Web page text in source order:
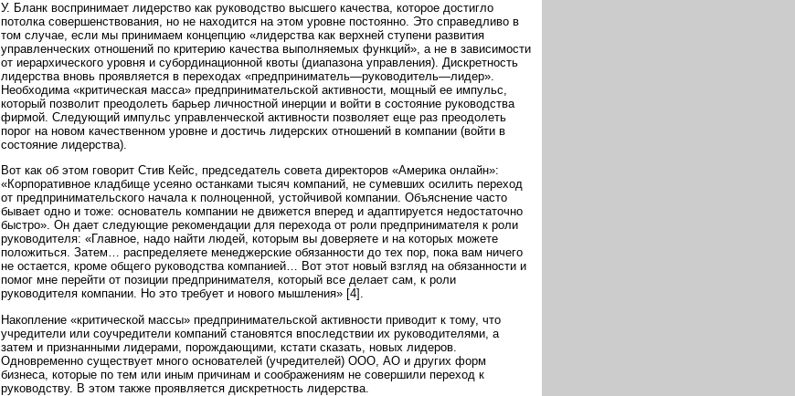
У. Бланк воспринимает лидерство как руководство высшего качества, которое достигло
потолка совершенствования, но не находится на этом уровне постоянно. Это справедливо в
том случае, если мы принимаем концепцию «лидерства как верхней ступени развития
управленческих отношений по критерию качества выполняемых функций», а не в зависимости
от иерархического уровня и субординационной квоты (диапазона управления). Дискретность
лидерства вновь проявляется в переходах «предприниматель—руководитель—лидер».
Необходима «критическая масса» предпринимательской активности, мощный ее импульс,
который позволит преодолеть барьер личностной инерции и войти в состояние руководства
фирмой. Следующий импульс управленческой активности позволяет еще раз преодолеть
порог на новом качественном уровне и достичь лидерских отношений в компании (войти в
состояние лидерства).
Вот как об этом говорит Стив Кейс, председатель совета директоров «Америка онлайн»:
«Корпоративное кладбище усеяно останками тысяч компаний, не сумевших осилить переход
от предпринимательского начала к полноценной, устойчивой компании. Объяснение часто
бывает одно и тоже: основатель компании не движется вперед и адаптируется недостаточно
быстро». Он дает следующие рекомендации для перехода от роли предпринимателя к роли
руководителя: «Главное, надо найти людей, которым вы доверяете и на которых можете
положиться. Затем… распределяете менеджерские обязанности до тех пор, пока вам ничего
не остается, кроме общего руководства компанией… Вот этот новый взгляд на обязанности и
помог мне перейти от позиции предпринимателя, который все делает сам, к роли
руководителя компании. Но это требует и нового мышления» [4].
Накопление «критической массы» предпринимательской активности приводит к тому, что
учредители или соучредители компаний становятся впоследствии их руководителями, а
затем и признанными лидерами, порождающими, кстати сказать, новых лидеров.
Одновременно существует много основателей (учредителей) ООО, АО и других форм
бизнеса, которые по тем или иным причинам и соображениям не совершили переход к
руководству. В этом также проявляется дискретность лидерства.